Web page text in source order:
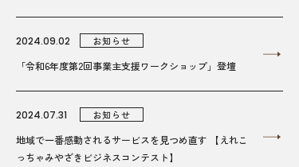
2024.09.02 お知らせ
「令和6年度第2回事業主支援ワークショップ」登壇
2024.07.31 お知らせ
地域で一番感動されるサービスを見つめ直す 【えれこ
っちゃみやざきビジネスコンテスト】